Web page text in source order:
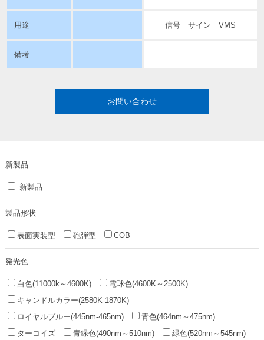
用途 信号 サイン VMS
備考
お問い合わせ
新製品
新製品
製品形状
表面実装型 砲弾型 COB
発光色
白色(11000k～4600K)
電球色(4600K～2500K)
キャンドルカラー(2580K-1870K)
ロイヤルブルー(445nm-465nm)
青色(464nm～475nm)
ターコイズ
青緑色(490nm～510nm)
緑色(520nm～545nm)